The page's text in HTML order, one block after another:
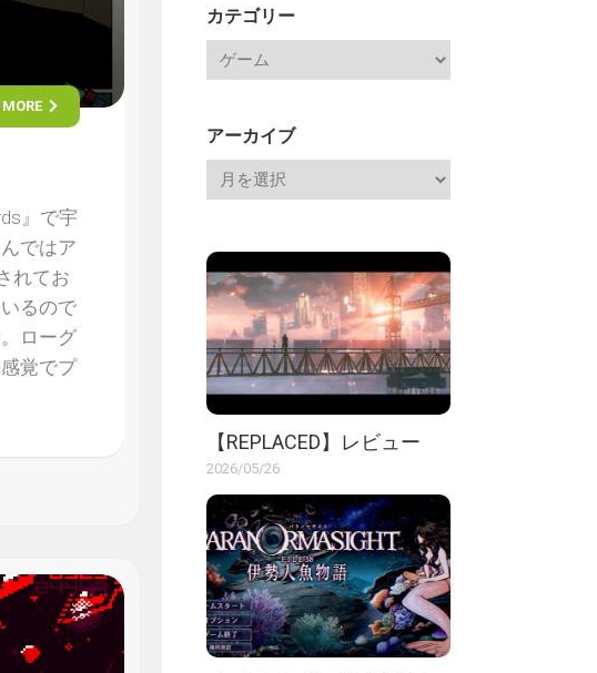
MORE
』で宇
ではア
れてお
るので
ローグ
覚でプ
カテゴリー
アーカイブ
【REPLACED】レビュー
2026/05/26